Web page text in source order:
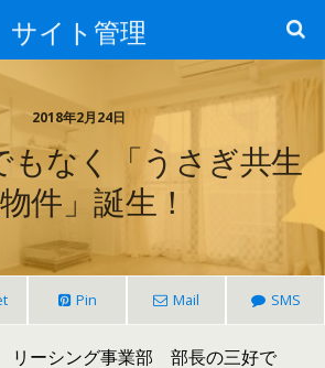
サイト管理
2018年2月24日
もなく「うさぎ共生
件」誕生！
Pin Mail SMS
リーシング事業部 部長の三好で